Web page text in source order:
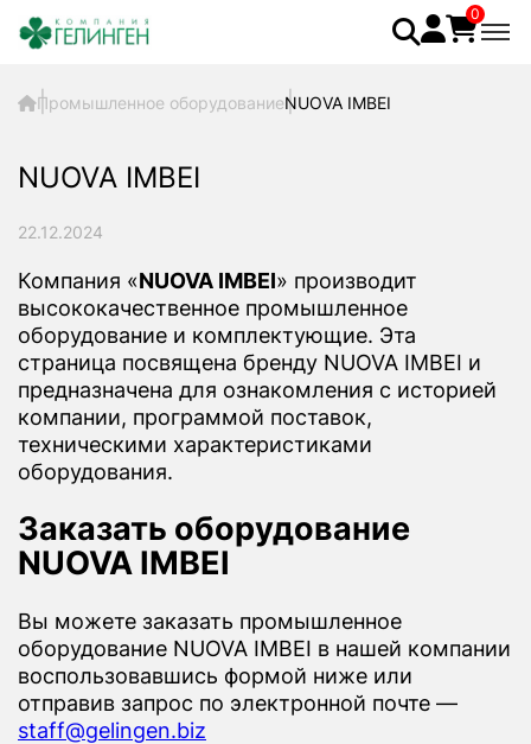
0
Промышленное оборудованиеNUOVA IMBEI
NUOVA IMBEI
22.12.2024
Компания «NUOVA IMBEI» производит
высококачественное промышленное
оборудование и комплектующие. Эта
страница посвящена бренду NUOVA IMBEI и
предназначена для ознакомления с историей
компании, программой поставок,
техническими характеристиками
оборудования.
Заказать оборудование
NUOVA IMBEI
Вы можете заказать промышленное
оборудование NUOVA IMBEI в нашей компании
воспользовавшись формой ниже или
отправив запрос по электронной почте —
staff@gelingen.biz